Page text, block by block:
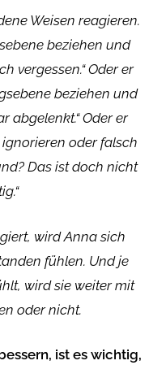
Weisen reagieren.
beziehen und
vergessen.“ Oder er
beziehen und
abgelenkt.“ Oder er
oder falsch
Das ist doch nicht
wird Anna sich
fühlen. Und je
wird sie weiter mit
oder nicht.
ist es wichtig,